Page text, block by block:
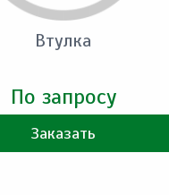
Втулка
По запросу
Заказать